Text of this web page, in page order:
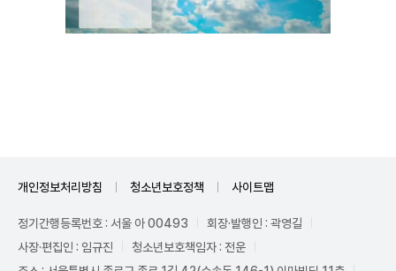
개인정보처리방침 청소년보호정책 사이트맵
정기간행등록번호 : 서울 아 00493
회장·발행인 : 곽영길
사장·편집인 : 임규진
청소년보호책임자 : 전운